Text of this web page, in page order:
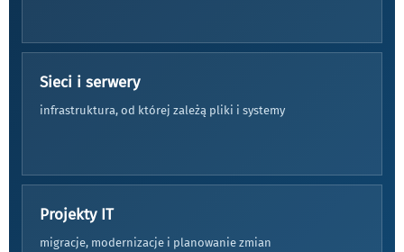
Sieci i serwery
infrastruktura, od której zależą pliki i systemy
Projekty IT
migracje, modernizacje i planowanie zmian